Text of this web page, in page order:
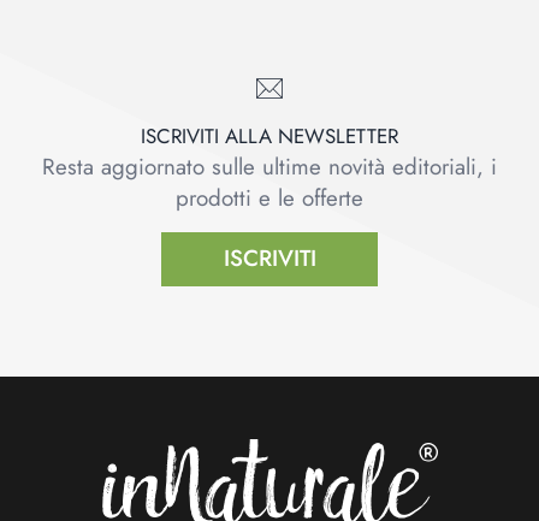
ISCRIVITI ALLA NEWSLETTER
Resta aggiornato sulle ultime novità editoriali, i
prodotti e le offerte
ISCRIVITI